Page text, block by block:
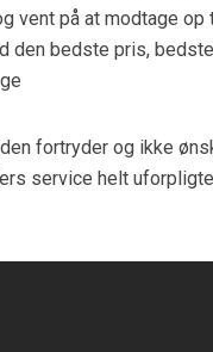
vent på at modtage op
den bedste pris,
fortryder og ikke
service helt